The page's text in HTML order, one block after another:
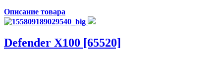
Описание товара
Defender X100 [65520]